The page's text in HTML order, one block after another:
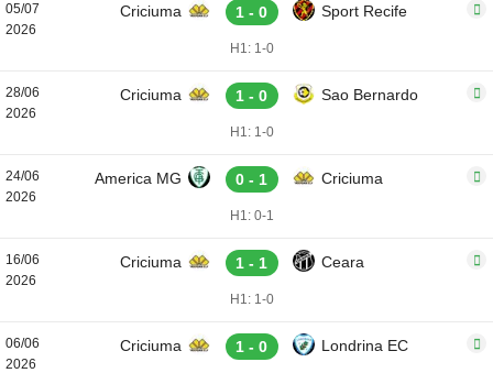
05/07
2026
Criciuma 1 - 0 Sport Recife
H1: 1-0
28/06
2026
Criciuma 1 - 0 Sao Bernardo
H1: 1-0
24/06
2026
America MG 0 - 1 Criciuma
H1: 0-1
16/06
2026
Criciuma 1 - 1 Ceara
H1: 1-0
06/06
2026
Criciuma 1 - 0 Londrina EC